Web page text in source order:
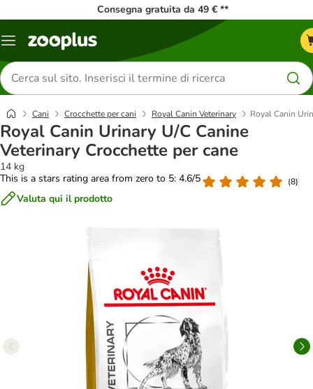
Consegna gratuita da 49 € **
Overview
Cerca
prodotti
Cani Crocchette per cani Royal Canin Veterinary Royal Canin
Royal Canin Urinary U/C Canine
Veterinary Crocchette per cane
14 kg
This is a stars rating area from zero to 5: 4.6/5
(8)
Valuta qui il prodotto